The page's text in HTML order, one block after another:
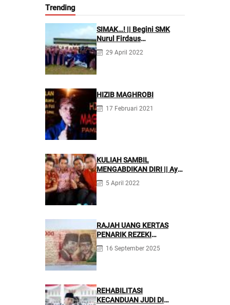
Trending
SIMAK…! || Begini SMK
Nurul Firdaus
Mengarahkan Siswanya
agar Menjadi Asisten
29 April 2022
HIZIB MAGHROBI
17 Februari 2021
KULIAH SAMBIL
MENGABDIKAN DIRI || Ayo
Mondok di Pesantren
Nurul Firdaus
5 April 2022
RAJAH UANG KERTAS
PENARIK REZEKI
BERLIMPAH
16 September 2025
REHABILITASI
KECANDUAN JUDI DI